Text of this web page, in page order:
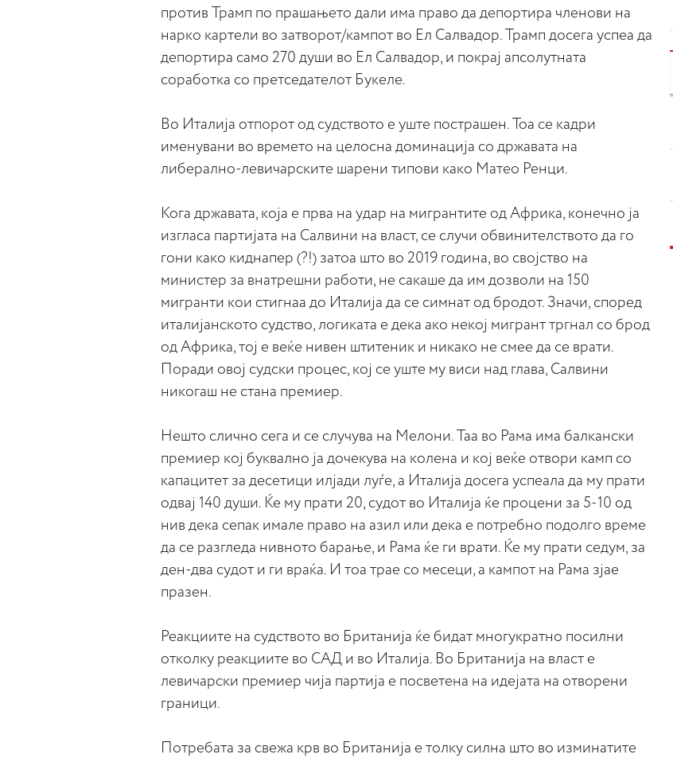
против Трамп по прашањето дали има право да депортира членови на
нарко картели во затворот/кампот во Ел Салвадор. Трамп досега успеа да
депортира само 270 души во Ел Салвадор, и покрај апсолутната
соработка со претседателот Букеле.
Во Италија отпорот од судството е уште пострашен. Тоа се кадри
именувани во времето на целосна доминација со државата на
либерално-левичарските шарени типови како Матео Ренци.
Кога државата, која е прва на удар на мигрантите од Африка, конечно ја
изгласа партијата на Салвини на власт, се случи обвинителството да го
гони како киднапер (?!) затоа што во 2019 година, во својство на
министер за внатрешни работи, не сакаше да им дозволи на 150
мигранти кои стигнаа до Италија да се симнат од бродот. Значи, според
италијанското судство, логиката е дека ако некој мигрант тргнал со брод
од Африка, тој е веќе нивен штитеник и никако не смее да се врати.
Поради овој судски процес, кој се уште му виси над глава, Салвини
никогаш не стана премиер.
Нешто слично сега и се случува на Мелони. Таа во Рама има балкански
премиер кој буквално ја дочекува на колена и кој веќе отвори камп со
капацитет за десетици илјади луѓе, а Италија досега успеала да му прати
одвај 140 души. Ќе му прати 20, судот во Италија ќе процени за 5-10 од
нив дека сепак имале право на азил или дека е потребно подолго време
да се разгледа нивното барање, и Рама ќе ги врати. Ќе му прати седум, за
ден-два судот и ги враќа. И тоа трае со месеци, а кампот на Рама зјае
празен.
Реакциите на судството во Британија ќе бидат многукратно посилни
отколку реакциите во САД и во Италија. Во Британија на власт е
левичарски премиер чија партија е посветена на идејата на отворени
граници.
Потребата за свежа крв во Британија е толку силна што во изминатите